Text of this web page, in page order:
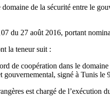
de la sécurité entre le
du 27 août 2016, portant
la teneur suit :
de coopération dans le
gouvernemental, signé à Tunis le
est chargé de